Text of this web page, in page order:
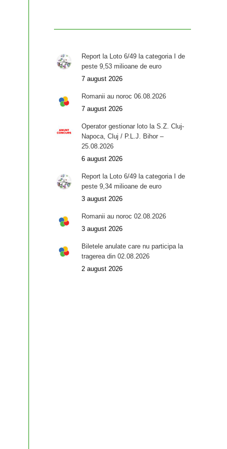
Report la Loto 6/49 la categoria I de
peste 9,53 milioane de euro
7 august 2026
Romanii au noroc 06.08.2026
7 august 2026
Operator gestionar loto la S.Z. Cluj-
Napoca, Cluj / P.L.J. Bihor –
25.08.2026
6 august 2026
Report la Loto 6/49 la categoria I de
peste 9,34 milioane de euro
3 august 2026
Romanii au noroc 02.08.2026
3 august 2026
Biletele anulate care nu participa la
tragerea din 02.08.2026
2 august 2026